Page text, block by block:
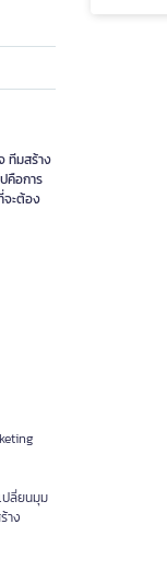
ทีมสร้าง
คือการ
ะต้อง
ปลี่ยนมุม
าง